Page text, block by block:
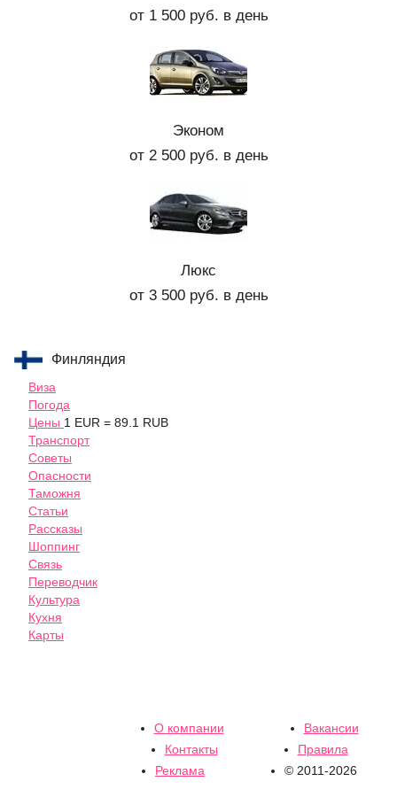
от 1 500 руб. в день
Эконом
от 2 500 руб. в день
Люкс
от 3 500 руб. в день
Финляндия
Виза
Погода
Цены 1 EUR = 89.1 RUB
Транспорт
Советы
Опасности
Таможня
Статьи
Рассказы
Шоппинг
Связь
Переводчик
Культура
Кухня
Карты
О компании
Вакансии
Контакты
Правила
Реклама
© 2011-2026